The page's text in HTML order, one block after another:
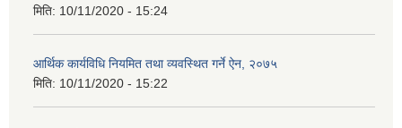
मिति: 10/11/2020 - 15:24
आर्थिक कार्यविधि नियमित तथा व्यवस्थित गर्ने ऐन, २०७५
मिति: 10/11/2020 - 15:22